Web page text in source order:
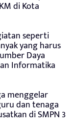
di Kota
seperti
yang harus
Daya
Informatika
menggelar
dan tenaga
di SMPN 3